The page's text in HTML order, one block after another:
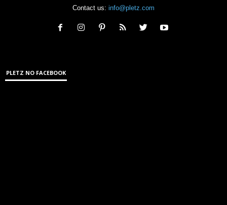
Contact us: info@pletz.com
PLETZ NO FACEBOOK